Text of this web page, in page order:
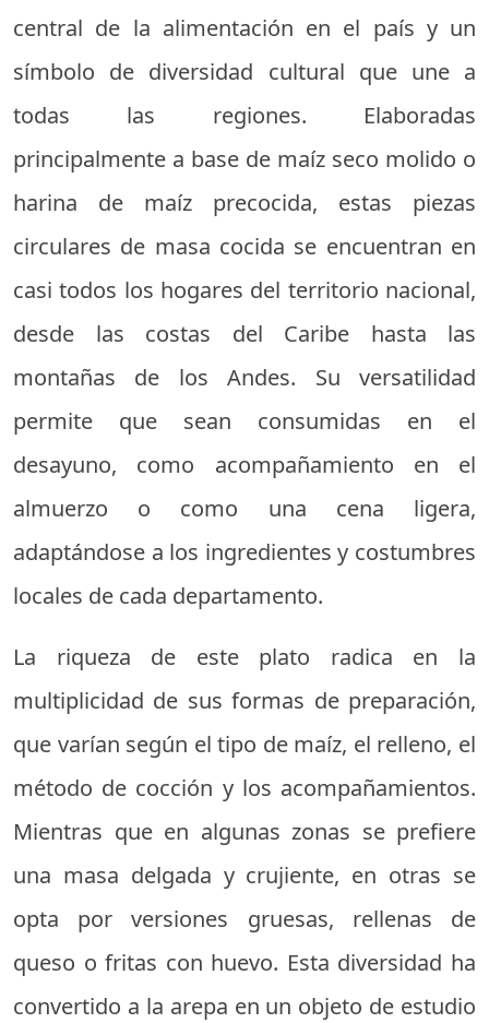
central de la alimentación en el país y un
símbolo de diversidad cultural que une a
todas las regiones. Elaboradas
principalmente a base de maíz seco molido o
harina de maíz precocida, estas piezas
circulares de masa cocida se encuentran en
casi todos los hogares del territorio nacional,
desde las costas del Caribe hasta las
montañas de los Andes. Su versatilidad
permite que sean consumidas en el
desayuno, como acompañamiento en el
almuerzo o como una cena ligera,
adaptándose a los ingredientes y costumbres
locales de cada departamento.
La riqueza de este plato radica en la
multiplicidad de sus formas de preparación,
que varían según el tipo de maíz, el relleno, el
método de cocción y los acompañamientos.
Mientras que en algunas zonas se prefiere
una masa delgada y crujiente, en otras se
opta por versiones gruesas, rellenas de
queso o fritas con huevo. Esta diversidad ha
convertido a la arepa en un objeto de estudio